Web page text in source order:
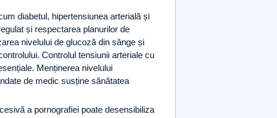
diabetul, hipertensiunea arterială și
și respectarea planurilor de
nivelului de glucoză din sânge și
Controlul tensiunii arteriale cu
Menținerea nivelului
de medic susține sănătatea
a pornografiei poate desensibiliza